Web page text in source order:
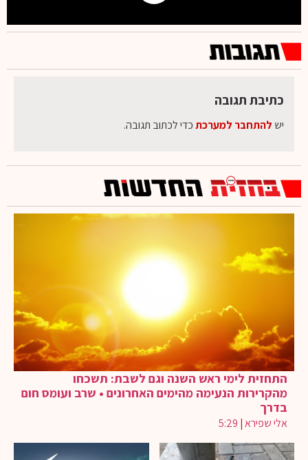
כתיבת תגובה
יש להתחבר למערכתכדי לכתוב תגובה.
התחזית לימי ראש השנה וגם לשבת: תשכחו
מהקרירות הנעימה מהימים האחרונים • שרב ועומס חום
בדרך
אלי שפירא|
5:29